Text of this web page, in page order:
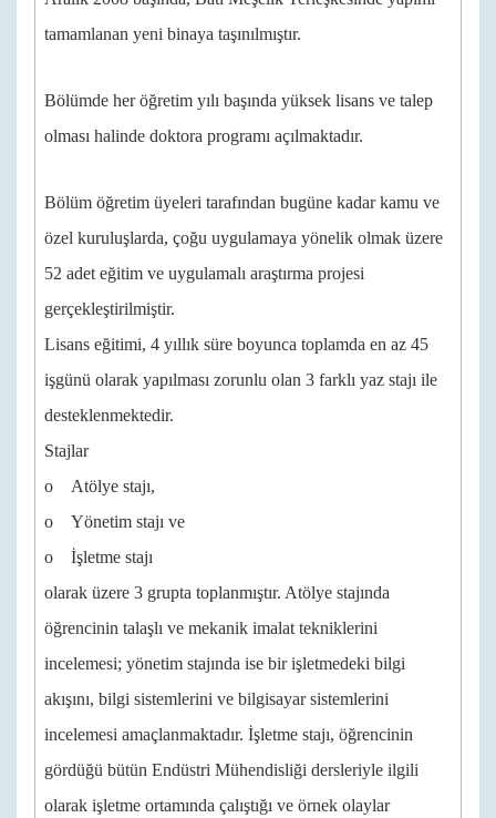
tamamlanan yeni binaya taşınılmıştır.
Bölümde her öğretim yılı başında yüksek lisans ve talep
olması halinde doktora programı açılmaktadır.
Bölüm öğretim üyeleri tarafından bugüne kadar kamu ve
özel kuruluşlarda, çoğu uygulamaya yönelik olmak üzere
52 adet eğitim ve uygulamalı araştırma projesi
gerçekleştirilmiştir.
Lisans eğitimi, 4 yıllık süre boyunca toplamda en az 45
işgünü olarak yapılması zorunlu olan 3 farklı yaz stajı ile
desteklenmektedir.
Stajlar
o Atölye stajı,
o Yönetim stajı ve
o İşletme stajı
olarak üzere 3 grupta toplanmıştır. Atölye stajında
öğrencinin talaşlı ve mekanik imalat tekniklerini
incelemesi; yönetim stajında ise bir işletmedeki bilgi
akışını, bilgi sistemlerini ve bilgisayar sistemlerini
incelemesi amaçlanmaktadır. İşletme stajı, öğrencinin
gördüğü bütün Endüstri Mühendisliği dersleriyle ilgili
olarak işletme ortamında çalıştığı ve örnek olaylar